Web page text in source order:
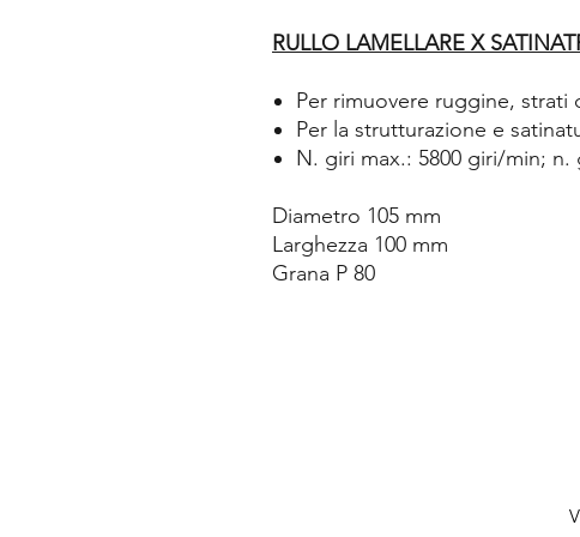
RULLO LAMELLARE X
Per rimuovere ruggine, strati
Per la strutturazione e
N. giri max.: 5800 giri/min;
Diametro 105 mm
Larghezza 100 mm
Grana P 80